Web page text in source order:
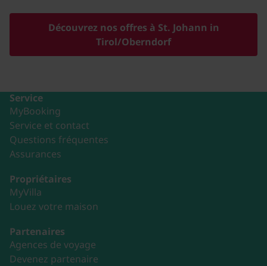
Découvrez nos offres à St. Johann in
Tirol/Oberndorf
Service
MyBooking
Service et contact
Questions fréquentes
Assurances
Propriétaires
MyVilla
Louez votre maison
Partenaires
Agences de voyage
Devenez partenaire